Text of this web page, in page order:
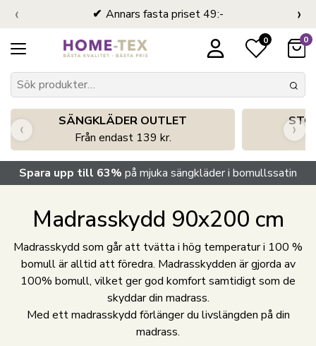
Annars fasta priset 49:-
‹ ›
0 0
SÄNGKLÄDER OUTLET
Från endast 139 kr.
‹ ›
Spara upp till 63% på mjuka sängkläder i bomullssatin
Madrasskydd 90x200 cm
Madrasskydd som går att tvätta i hög temperatur i 100 %
bomull är alltid att föredra. Madrasskydden är gjorda av
100% bomull, vilket ger god komfort samtidigt som de
skyddar din madrass.
Med ett madrasskydd förlänger du livslängden på din
madrass.